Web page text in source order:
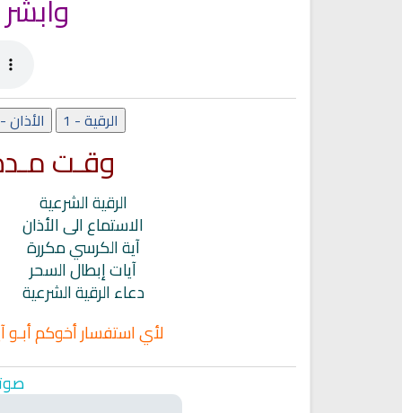
الرقية - 1 الأذان - 2
وقـت
الرقية الشرعية
الاستماع الى الأذان
آية الكرسي مكررة
آيات إبطال السحر
دعاء الرقية الشرعية
لأي استفسار أخوكم
القران الكريم مباشرة بصوت
محمد سليمان المحيسني